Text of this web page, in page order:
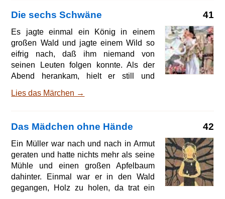
und niemand konnte herausbringen, wie
das zugegangen war. Da ließ der König
ausrufen, wers könnte ausfindig
machen, wo sie in der Nacht tanzten,
der sollte sich eine davon zur Frau
wählen und nach seinem Tod König
drei Tagen und Nä
41
Die sechs Schwäne
Es jagte einmal ein König in einem
großen Wald und jagte einem Wild so
eifrig nach, daß ihm niemand von
seinen Leuten folgen konnte. Als der
Abend herankam, hielt er still und
verirrt hatte. Er suchte einen Ausgang,
die auf ihn zukam; das war aber eine
Hexe. Liebe Frau, sprach er zu ihr,
könnt Ihr mir nicht den Weg durch den
Wald zeigen? O ja, Herr König,
antwortete sie, das kann ich wohl, aber
es ist eine Bedingung dabei, wenn Ihr
Lies das Märchen →
42
Das Mädchen ohne Hände
Ein Müller war nach und nach in Armut
geraten und hatte nichts mehr als seine
Mühle und einen großen Apfelbaum
dahinter. Einmal war er in den Wald
gegangen, Holz zu holen, da trat ein